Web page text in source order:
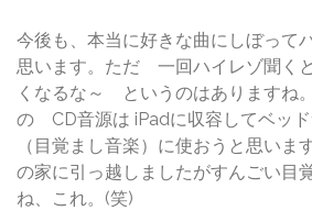
今後も、本当に好きな曲にしぼって
思います。ただ 一回ハイレゾ聞く
くなるな～ というのはありますね
の CD音源は iPadに収容してベッ
（目覚まし音楽）に使おうと思いま
の家に引っ越しましたがすんごい目
ね、これ。(笑)